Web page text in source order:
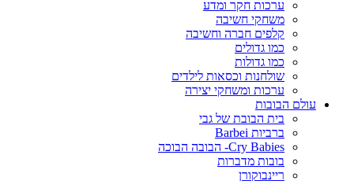
ערכות חקר ומדע
משחקי חשיבה
קלפים חברה וחשיבה
כמו גדולים
כמו גדולות
שולחנות וכסאות לילדים
ערכות ומשחקי יצירה
עולם הבובות
בית הבובת של גבי
ברביות Barbei
Cry Babies- הבובה הבוכה
בובות מדברות
ריינבוקורן